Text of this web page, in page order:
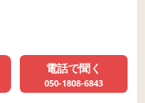
電話で聞く
050-1808-6843